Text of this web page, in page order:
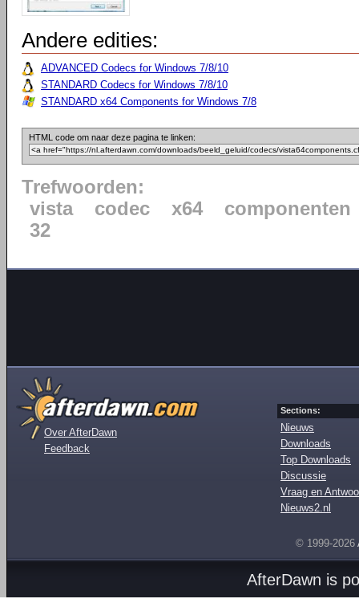
Andere edities:
ADVANCED Codecs for Windows 7/8/10
STANDARD Codecs for Windows 7/8/10
STANDARD x64 Components for Windows 7/8
HTML code om naar deze pagina te linken:
Trefwoorden:
vista
codec x64
componenten
32
Over AfterDawn
Feedback
Sections:
Nieuws
Downloads
Top Downloads
Discussie
Vraag en
Nieuws2.nl
© 1999-2026
AfterDawn is